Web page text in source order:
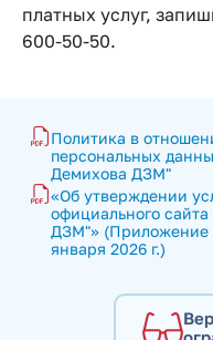
платных услуг,
600-50-50.
Политика в
персональных
Демихова ДЗМ"
«Об утверждении
официального
ДЗМ"» (Приложение
января 2026 г.)